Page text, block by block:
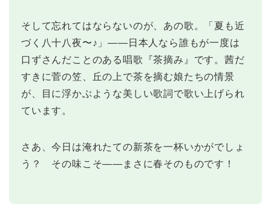
そして忘れてはならないのが、あの歌。「夏も近
づく八十八夜〜♪」——日本人なら誰もが一度は
口ずさんだことのある唱歌『茶摘み』です。茜だ
すきに菅の笠、丘の上で茶を摘む娘たちの情景
が、目に浮かぶような美しい歌詞で歌い上げられ
ています。
さあ、今日は淹れたての新茶を一杯いかがでしょ
う？ その味こそ——まさに春そのものです！